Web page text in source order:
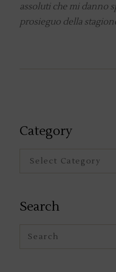
assoluti che mi danno
prosieguo della
Category
Search
for: